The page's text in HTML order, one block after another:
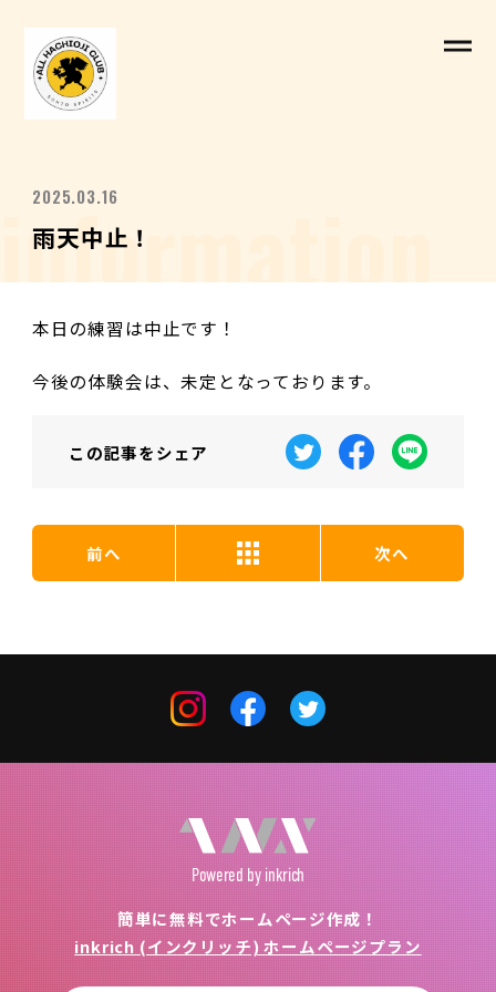
information
2025.03.16
雨天中止！
本日の練習は中止です！
今後の体験会は、未定となっております。
この記事をシェア
前へ 次へ
Powered by inkrich
簡単に無料でホームページ作成！
inkrich (インクリッチ) ホームページプラン